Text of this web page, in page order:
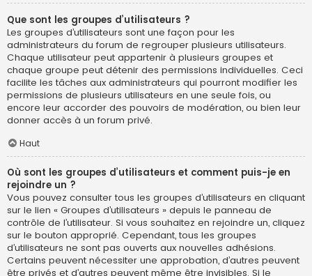
Que sont les groupes d’utilisateurs ?
Les groupes d’utilisateurs sont une façon pour les
administrateurs du forum de regrouper plusieurs utilisateurs.
Chaque utilisateur peut appartenir à plusieurs groupes et
chaque groupe peut détenir des permissions individuelles. Ceci
facilite les tâches aux administrateurs qui pourront modifier les
permissions de plusieurs utilisateurs en une seule fois, ou
encore leur accorder des pouvoirs de modération, ou bien leur
donner accès à un forum privé.
Haut
Où sont les groupes d’utilisateurs et comment puis-je en
rejoindre un ?
Vous pouvez consulter tous les groupes d’utilisateurs en cliquant
sur le lien « Groupes d’utilisateurs » depuis le panneau de
contrôle de l’utilisateur. Si vous souhaitez en rejoindre un, cliquez
sur le bouton approprié. Cependant, tous les groupes
d’utilisateurs ne sont pas ouverts aux nouvelles adhésions.
Certains peuvent nécessiter une approbation, d’autres peuvent
être privés et d’autres peuvent même être invisibles. Si le